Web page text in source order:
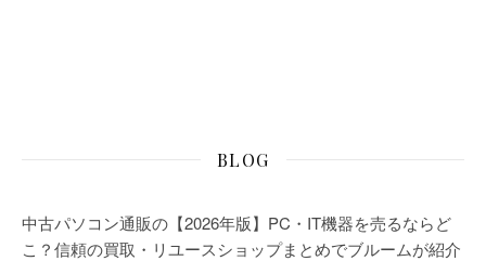
BLOG
中古パソコン通販の【2026年版】PC・IT機器を売るならど
こ？信頼の買取・リユースショップまとめでブルームが紹介